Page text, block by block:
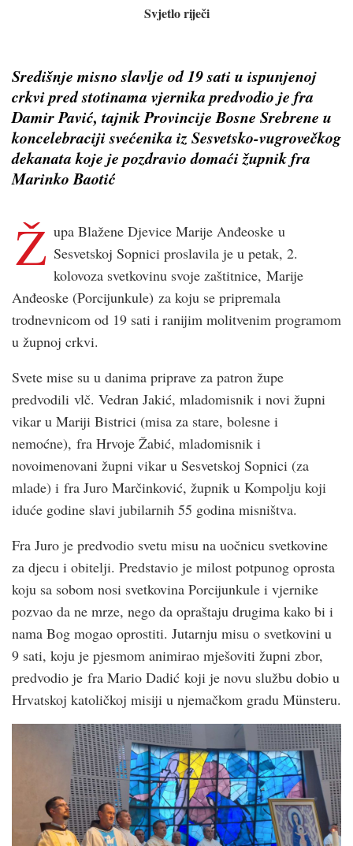
Svjetlo riječi
Središnje misno slavlje od 19 sati u ispunjenoj
crkvi pred stotinama vjernika predvodio je fra
Damir Pavić, tajnik Provincije Bosne Srebrene u
koncelebraciji svećenika iz Sesvetsko-vugrovečkog
dekanata koje je pozdravio domaći župnik fra
Marinko Baotić
Ž upa Blažene Djevice Marije Anđeoske u
Sesvetskoj Sopnici proslavila je u petak, 2.
kolovoza svetkovinu svoje zaštitnice, Marije
Anđeoske (Porcijunkule) za koju se pripremala
trodnevnicom od 19 sati i ranijim molitvenim programom
u župnoj crkvi.
Svete mise su u danima priprave za patron župe
predvodili vlč. Vedran Jakić, mladomisnik i novi župni
vikar u Mariji Bistrici (misa za stare, bolesne i
nemoćne), fra Hrvoje Žabić, mladomisnik i
novoimenovani župni vikar u Sesvetskoj Sopnici (za
mlade) i fra Juro Marčinković, župnik u Kompolju koji
iduće godine slavi jubilarnih 55 godina misništva.
Fra Juro je predvodio svetu misu na uočnicu svetkovine
za djecu i obitelji. Predstavio je milost potpunog oprosta
koju sa sobom nosi svetkovina Porcijunkule i vjernike
pozvao da ne mrze, nego da opraštaju drugima kako bi i
nama Bog mogao oprostiti. Jutarnju misu o svetkovini u
9 sati, koju je pjesmom animirao mješoviti župni zbor,
predvodio je fra Mario Dadić koji je novu službu dobio u
Hrvatskoj katoličkoj misiji u njemačkom gradu Münsteru.